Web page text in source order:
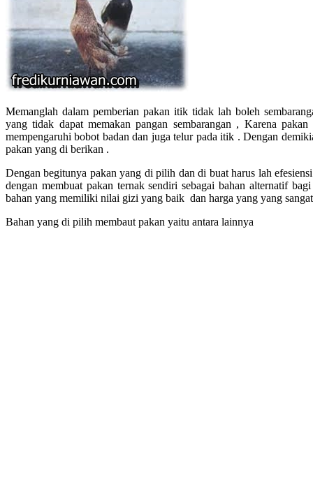
Memanglah dalam pemberian pakan itik tidak lah boleh
yang tidak dapat memakan pangan sembarangan , Karena
mempengaruhi bobot badan dan juga telur pada itik . Dengan
pakan yang di berikan .
Dengan begitunya pakan yang di pilih dan di buat harus lah
dengan membuat pakan ternak sendiri sebagai bahan alternatif
bahan yang memiliki nilai gizi yang baik dan harga yang yang
Bahan yang di pilih membaut pakan yaitu antara lainnya